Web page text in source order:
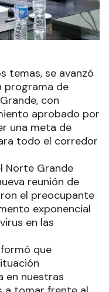
temas, se avanzó
programa de
con
aprobado por
una meta de
todo el corredor
Norte Grande
reunión de
el preocupante
exponencial
en las
que
en nuestras